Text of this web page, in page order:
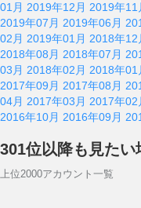
01月 2019年12月 2019年11
2019年07月 2019年06月
02月 2019年01月 2018年12
2018年08月 2018年07月
03月 2018年02月 2018年01
2017年09月 2017年08月
04月 2017年03月 2017年02
2016年10月 2016年09月
301位以降も見たい
上位2000アカウント一覧